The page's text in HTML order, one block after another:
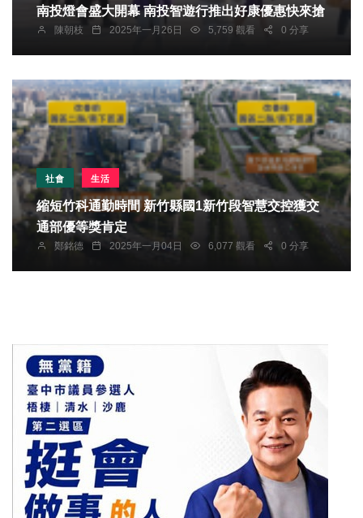
南投燈會盛大開幕 南投智遊行推出好康優惠快來搶
陳朝枝 2025年一月26日 5,759 觀看 0 分享
社會 生活
縮短竹科通勤時間 新竹縣國1新竹段智慧交控獲交
通部優等獎肯定
鄭銘德 2025年一月04日 6,077 觀看 0 分享